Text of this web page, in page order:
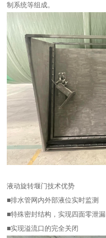
制系统等组成。
液动旋转堰门技术优势
■排水管网内外部液位实时监测
■特殊密封结构，实现四面零泄漏
■实现溢流口的完全关闭